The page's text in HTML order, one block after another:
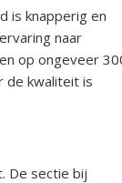
is knapperig en
naar
op ongeveer
de kwaliteit is
De sectie bij